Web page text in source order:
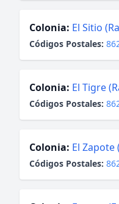
Colonia: El Sitio
Códigos Postales:
Colonia: El Tigre
Códigos Postales:
Colonia: El Zapote
Códigos Postales: